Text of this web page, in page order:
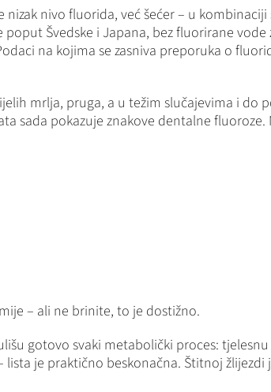
nivo fluorida, već šećer – u
Švedske i Japana, bez fluorirane vode
na kojima se zasniva preporuka o
mrlja, pruga, a u težim slučajevima i do
sada pokazuje znakove dentalne fluoroze.
– ali ne brinite, to je dostižno.
gotovo svaki metabolički proces:
je praktično beskonačna. Štitnoj žlijezdi